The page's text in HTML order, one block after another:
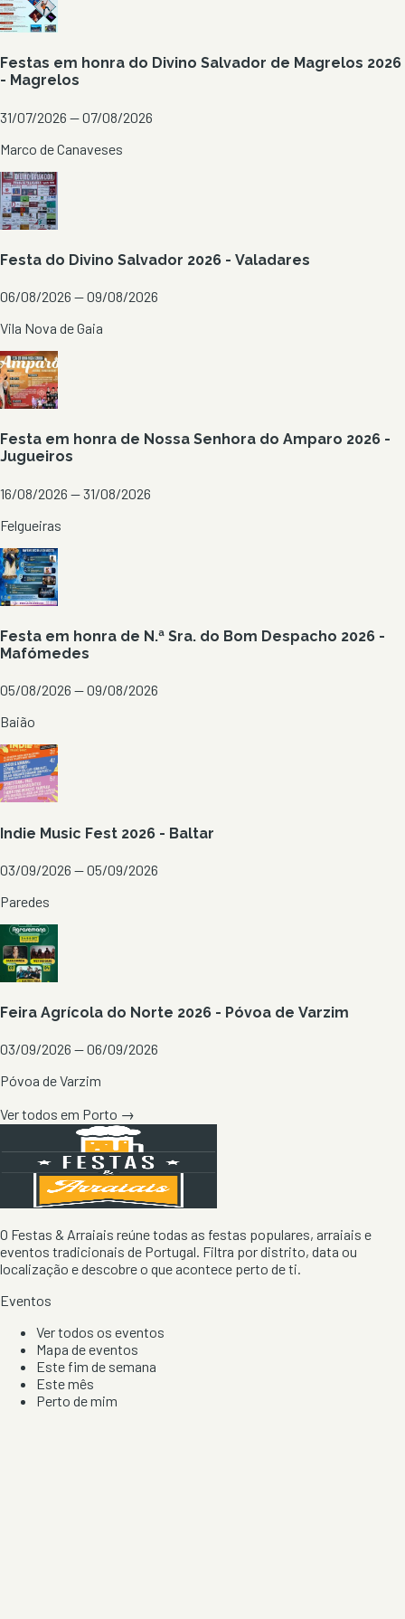
Festas em honra do Divino Salvador de Magrelos 2026
- Magrelos
31/07/2026 — 07/08/2026
Marco de Canaveses
Festa do Divino Salvador 2026 - Valadares
06/08/2026 — 09/08/2026
Vila Nova de Gaia
Festa em honra de Nossa Senhora do Amparo 2026 -
Jugueiros
16/08/2026 — 31/08/2026
Felgueiras
Festa em honra de N.ª Sra. do Bom Despacho 2026 -
Mafómedes
05/08/2026 — 09/08/2026
Baião
Indie Music Fest 2026 - Baltar
03/09/2026 — 05/09/2026
Paredes
Feira Agrícola do Norte 2026 - Póvoa de Varzim
03/09/2026 — 06/09/2026
Póvoa de Varzim
Ver todos em Porto →
O Festas & Arraiais reúne todas as festas populares, arraiais e
eventos tradicionais de Portugal. Filtra por distrito, data ou
localização e descobre o que acontece perto de ti.
Eventos
Ver todos os eventos
Mapa de eventos
Este fim de semana
Este mês
Perto de mim